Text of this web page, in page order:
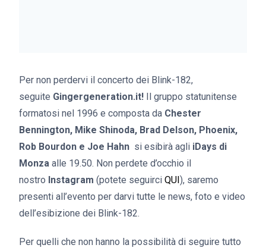
Per non perdervi il concerto dei Blink-182,
seguite Gingergeneration.it! Il gruppo statunitense
formatosi nel 1996 e composta da Chester
Bennington, Mike Shinoda, Brad Delson, Phoenix,
Rob Bourdon e Joe Hahn si esibirà agli iDays di
Monza alle 19.50. Non perdete d’occhio il
nostro Instagram (potete seguirci QUI), saremo
presenti all’evento per darvi tutte le news, foto e video
dell’esibizione dei Blink-182.
Per quelli che non hanno la possibilità di seguire tutto